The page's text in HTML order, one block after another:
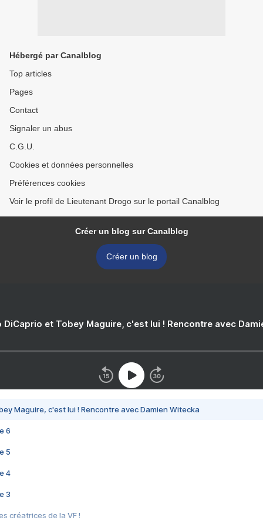
Hébergé par Canalblog
Top articles
Pages
Contact
Signaler un abus
C.G.U.
Cookies et données personnelles
Préférences cookies
Voir le profil de Lieutenant Drogo sur le portail Canalblog
Créer un blog sur Canalblog
Créer un blog
DiCaprio et Tobey Maguire, c'est lui ! Rencontre avec
Maguire, c'est lui ! Rencontre avec Damien Witecka
6
5
4
3
créatrices de la VF !